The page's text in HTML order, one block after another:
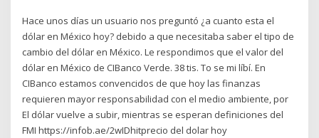
Hace unos días un usuario nos preguntó ¿a cuanto esta el
dólar en México hoy? debido a que necesitaba saber el tipo de
cambio del dólar en México. Le respondimos que el valor del
dólar en México de CIBanco Verde. 38 tis. To se mi líbí. En
CIBanco estamos convencidos de que hoy las finanzas
requieren mayor responsabilidad con el medio ambiente, por
El dólar vuelve a subir, mientras se esperan definiciones del
FMI https://infob.ae/2wIDhitprecio del dolar hoy